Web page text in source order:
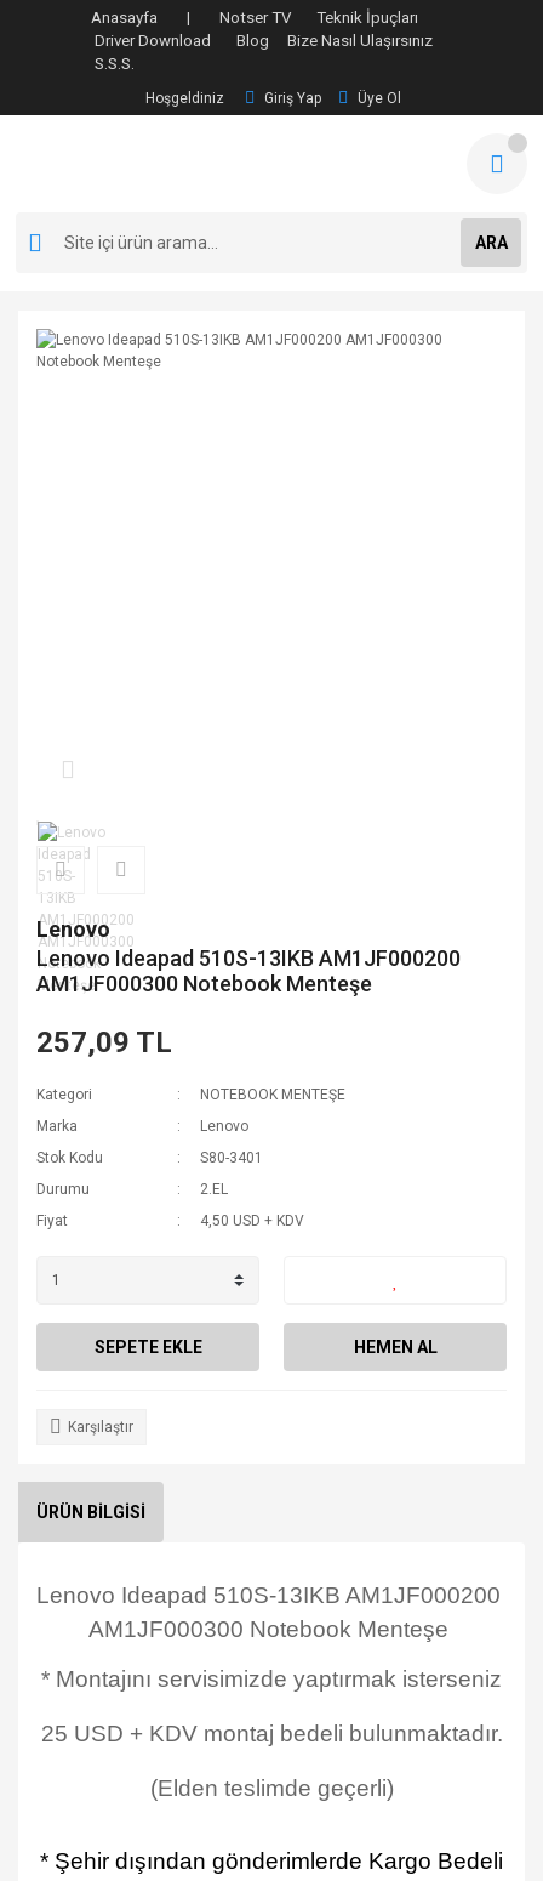
Anasayfa | Notser TV
Teknik İpuçları
Driver Download
Blog
Bize Nasıl Ulaşırsınız
S.S.S.
Hoşgeldiniz Giriş Yap Üye Ol
ARA
Lenovo
Lenovo Ideapad 510S-13IKB AM1JF000200
AM1JF000300 Notebook Menteşe
257,09 TL
Kategori
NOTEBOOK MENTEŞE
Marka
Lenovo
Stok Kodu
S80-3401
Durumu
2.EL
Fiyat
4,50 USD + KDV
SEPETE EKLE HEMEN AL
Karşılaştır
ÜRÜN BİLGİSİ
Lenovo Ideapad 510S-13IKB AM1JF000200
AM1JF000300 Notebook Menteşe
* Montajını servisimizde yaptırmak isterseniz
25 USD + KDV montaj bedeli bulunmaktadır.
(Elden teslimde geçerli)
* Şehir dışından gönderimlerde Kargo Bedeli